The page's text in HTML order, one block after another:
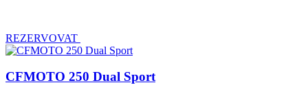
REZERVOVAT
CFMOTO 250 Dual Sport